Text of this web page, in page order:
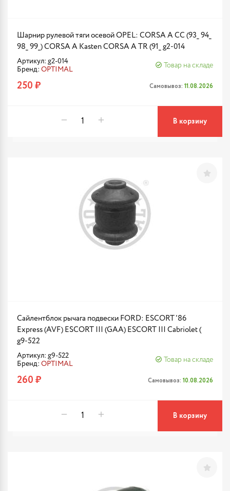
Шарнир рулевой тяги осевой OPEL: CORSA A CC (93_ 94_
98_ 99_) CORSA A Kasten CORSA A TR (91_ g2-014
Артикул: g2-014
Бренд: OPTIMAL
Товар на складе
250 ₽ Самовывоз: 11.08.2026
В корзину
Сайлентблок рычага подвески FORD: ESCORT '86
Express (AVF) ESCORT III (GAA) ESCORT III Cabriolet (
g9-522
Артикул: g9-522
Бренд: OPTIMAL
Товар на складе
260 ₽ Самовывоз: 10.08.2026
В корзину